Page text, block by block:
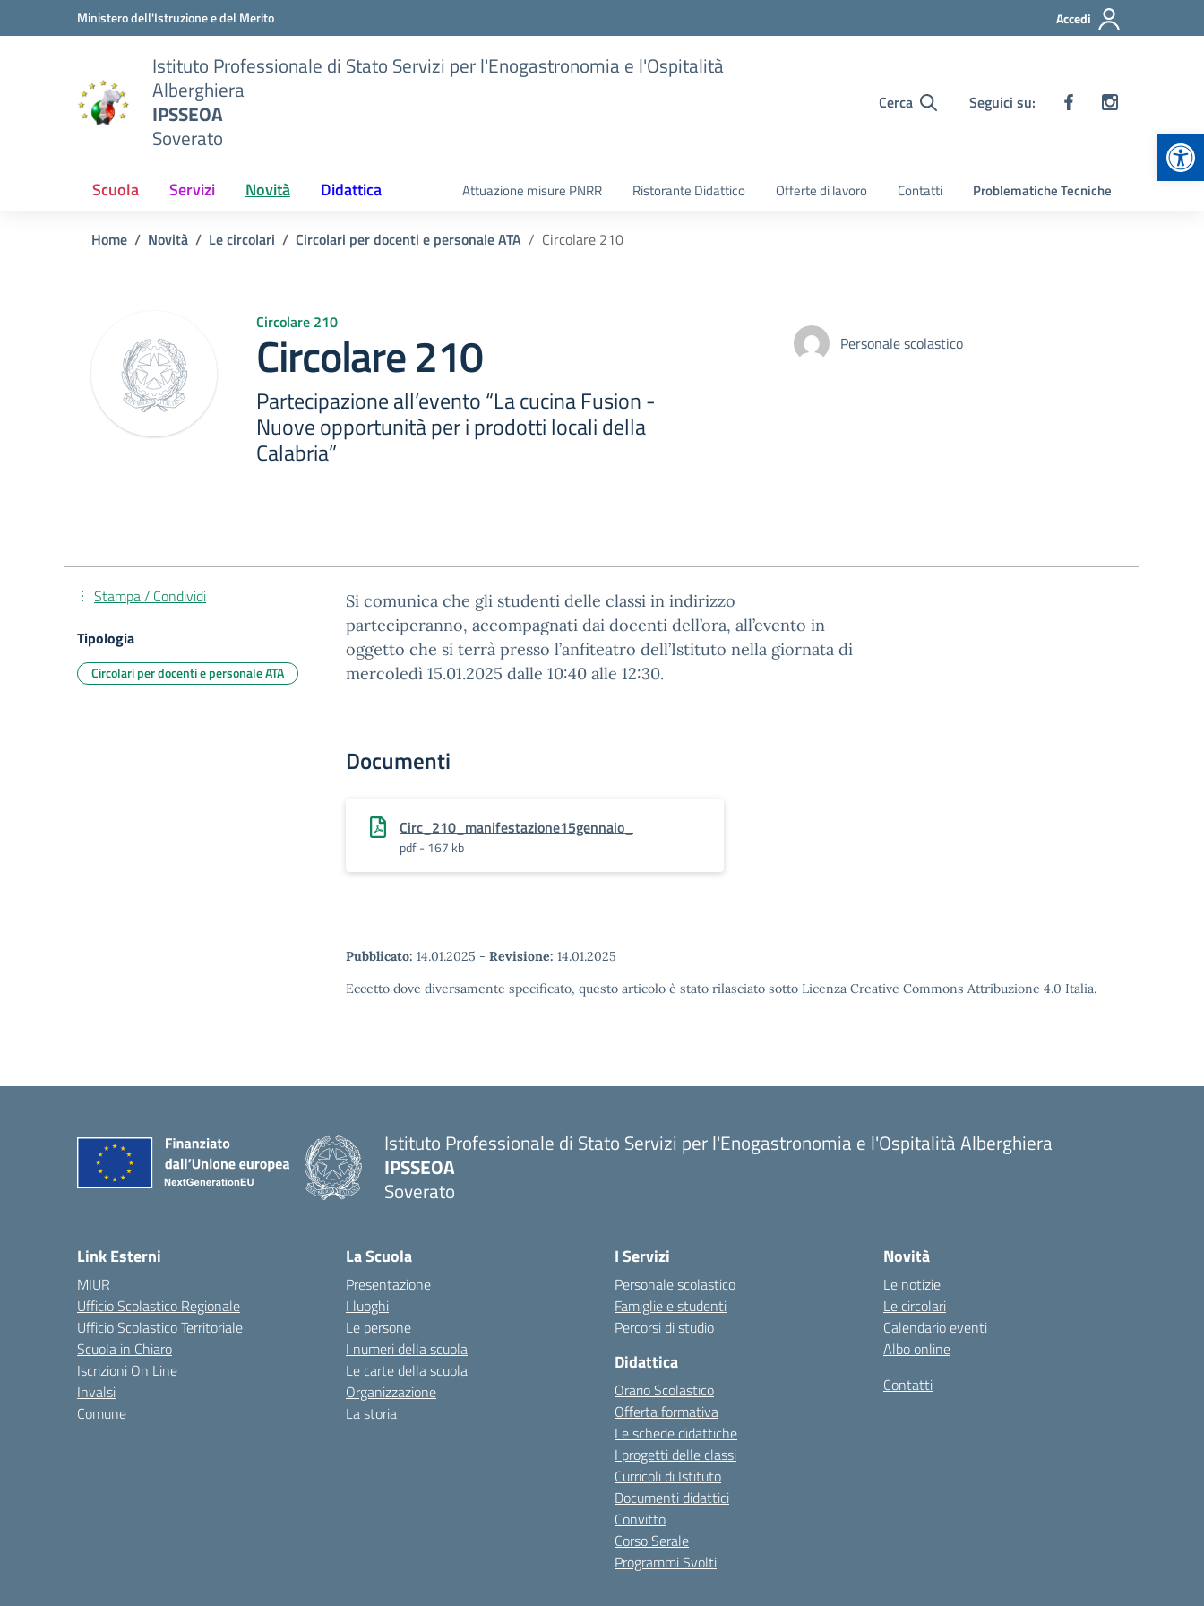
Vai ai contenuti
Vai al menu di navigazioneMinistero dell'Istruzione e del Merito Accedi
Istituto Professionale di Stato Servizi per l'Enogastronomia e l'Ospitalità
Alberghiera
IPSSEOA
Soverato
Cerca Seguici su:
Scuola Servizi Novità Didattica Attuazione misure PNRR Ristorante Didattico Offerte di lavoro Contatti Problematiche Tecniche
Home Novità Le circolari Circolari per docenti e personale ATA Circolare 210
Circolare 210
Circolare 210
Partecipazione all’evento “La cucina Fusion -
Nuove opportunità per i prodotti locali della
Calabria”
Personale scolastico
Si comunica che gli studenti delle classi in indirizzo
parteciperanno, accompagnati dai docenti dell’ora, all’evento in
oggetto che si terrà presso l’anfiteatro dell’Istituto nella giornata di
mercoledì 15.01.2025 dalle 10:40 alle 12:30.
Documenti
Circ_210_manifestazione15gennaio_
pdf - 167 kb
Pubblicato: 14.01.2025 - Revisione: 14.01.2025
Eccetto dove diversamente specificato, questo articolo è stato rilasciato sotto Licenza Creative Commons Attribuzione 4.0 Italia.
Stampa / Condividi
Tipologia
Circolari per docenti e personale ATA
Istituto Professionale di Stato Servizi per l'Enogastronomia e l'Ospitalità Alberghiera
IPSSEOA
Soverato
Link Esterni
MIUR
Ufficio Scolastico Regionale
Ufficio Scolastico Territoriale
Scuola in Chiaro
Iscrizioni On Line
Invalsi
Comune
La Scuola
Presentazione
I luoghi
Le persone
I numeri della scuola
Le carte della scuola
Organizzazione
La storia
I Servizi
Personale scolastico
Famiglie e studenti
Percorsi di studio
Didattica
Orario Scolastico
Offerta formativa
Le schede didattiche
I progetti delle classi
Curricoli di Istituto
Documenti didattici
Convitto
Corso Serale
Programmi Svolti
Novità
Le notizie
Le circolari
Calendario eventi
Albo online
Contatti